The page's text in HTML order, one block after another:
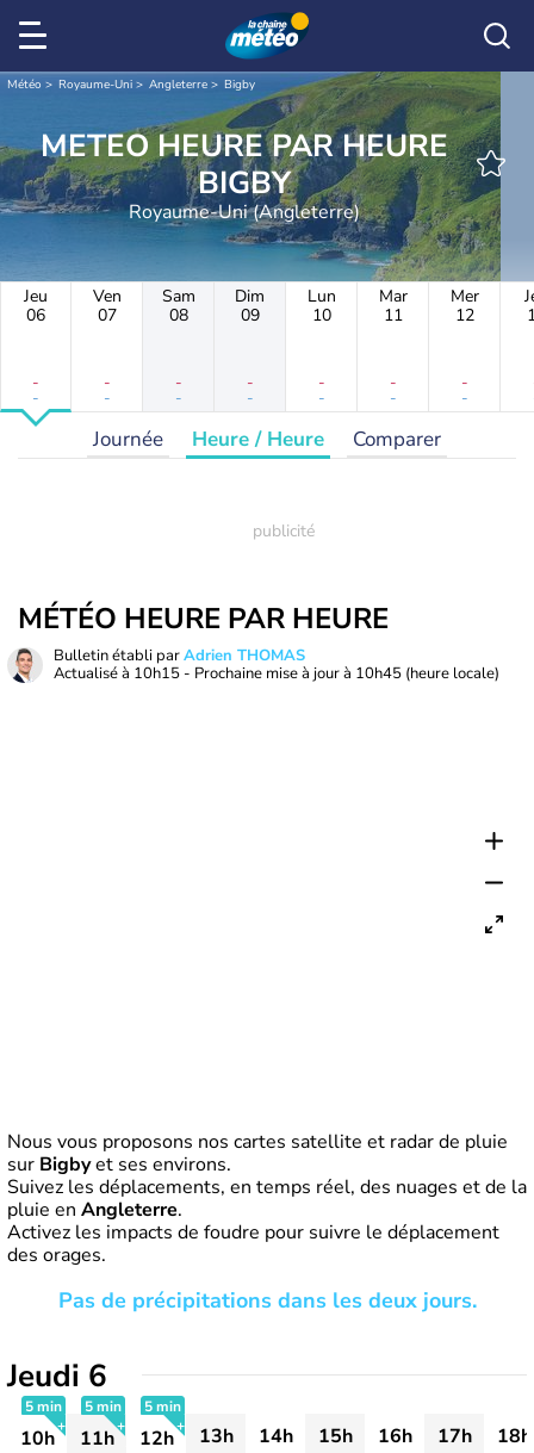
Météo Royaume-Uni Angleterre Bigby
METEO HEURE PAR HEURE
BIGBY
Royaume-Uni (Angleterre)
Jeu
06
-
-
Ven
07
-
-
Sam
08
-
-
Dim
09
-
-
Lun
10
-
-
Mar
11
-
-
Mer
12
-
-
Journée Heure / Heure Comparer
MÉTÉO HEURE PAR HEURE
Bulletin établi parAdrien THOMAS
Actualisé à 10h15 - Prochaine mise à jour à 10h45 (heure locale)
Nous vous proposons nos cartes satellite et radar de pluie
sur Bigbyet ses environs.
Suivez les déplacements, en temps réel, des nuages et de la
pluie en Angleterre.
Activez les impacts de foudre pour suivre le déplacement
des orages.
Pas de précipitations dans les deux jours.
Jeudi 6
5 min
10h
5 min
11h
5 min
12h 13h 14h 15h 16h 17h
18h